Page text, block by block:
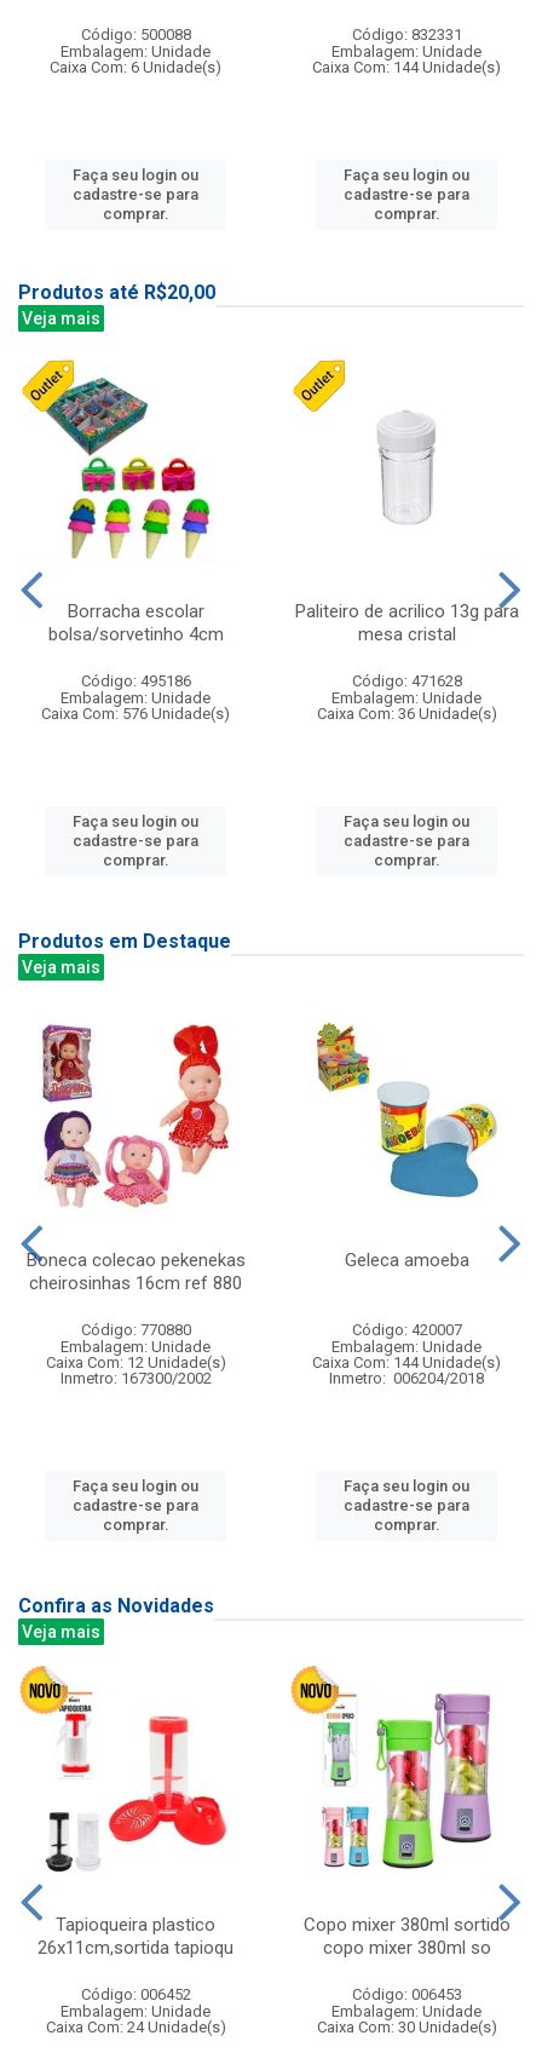
Código: 500088
Embalagem: Unidade
Caixa Com: 6 Unidade(s)
Faça seu login ou
cadastre-se para
comprar.
Código: 832331
Embalagem: Unidade
Caixa Com: 144 Unidade(s)
Faça seu login ou
cadastre-se para
comprar.
Produtos até R$20,00
Veja mais
Borracha escolar
bolsa/sorvetinho 4cm
Código: 495186
Embalagem: Unidade
Caixa Com: 576 Unidade(s)
Faça seu login ou
cadastre-se para
comprar.
Paliteiro de acrilico 13g para
mesa cristal
Código: 471628
Embalagem: Unidade
Caixa Com: 36 Unidade(s)
Faça seu login ou
cadastre-se para
comprar.
Produtos em Destaque
Veja mais
Boneca colecao pekenekas
cheirosinhas 16cm ref 880
Código: 770880
Embalagem: Unidade
Caixa Com: 12 Unidade(s)
Inmetro: 167300/2002
Faça seu login ou
cadastre-se para
comprar.
Geleca amoeba
Código: 420007
Embalagem: Unidade
Caixa Com: 144 Unidade(s)
Inmetro: 006204/2018
Faça seu login ou
cadastre-se para
comprar.
Confira as Novidades
Veja mais
Tapioqueira plastico
26x11cm,sortida tapioqu
Código: 006452
Embalagem: Unidade
Caixa Com: 24 Unidade(s)
Copo mixer 380ml sortido
copo mixer 380ml so
Código: 006453
Embalagem: Unidade
Caixa Com: 30 Unidade(s)